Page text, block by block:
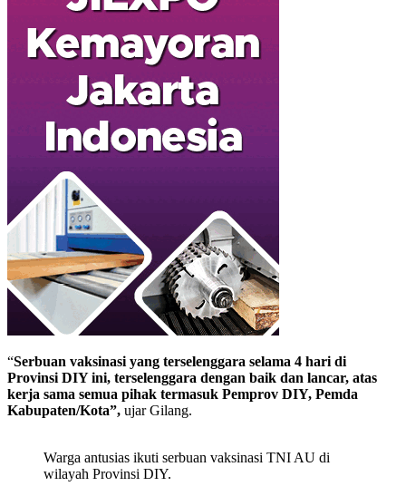
“Serbuan vaksinasi yang terselenggara selama 4 hari di
Provinsi DIY ini, terselenggara dengan baik dan lancar, atas
kerja sama semua pihak termasuk Pemprov DIY, Pemda
Kabupaten/Kota”, ujar Gilang.
Warga antusias ikuti serbuan vaksinasi TNI AU di
wilayah Provinsi DIY.